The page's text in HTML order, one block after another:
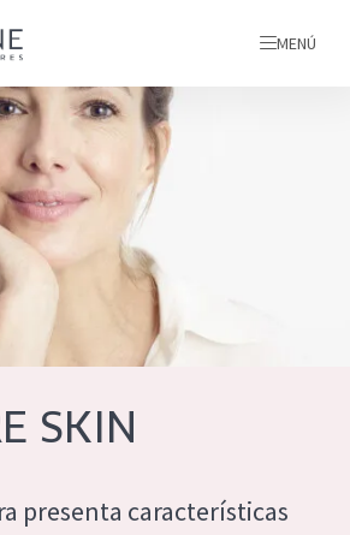
MENÚ
SKIN
presenta características